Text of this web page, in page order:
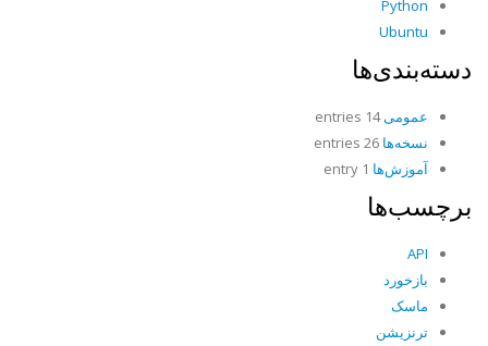
Python
Ubuntu
دسته‌بندی‌ها
عمومی14 entries
نسخه‌ها
آموزش‌ها
برچسب‌ها
API
بازخورد
ماسک
ترنزیشن